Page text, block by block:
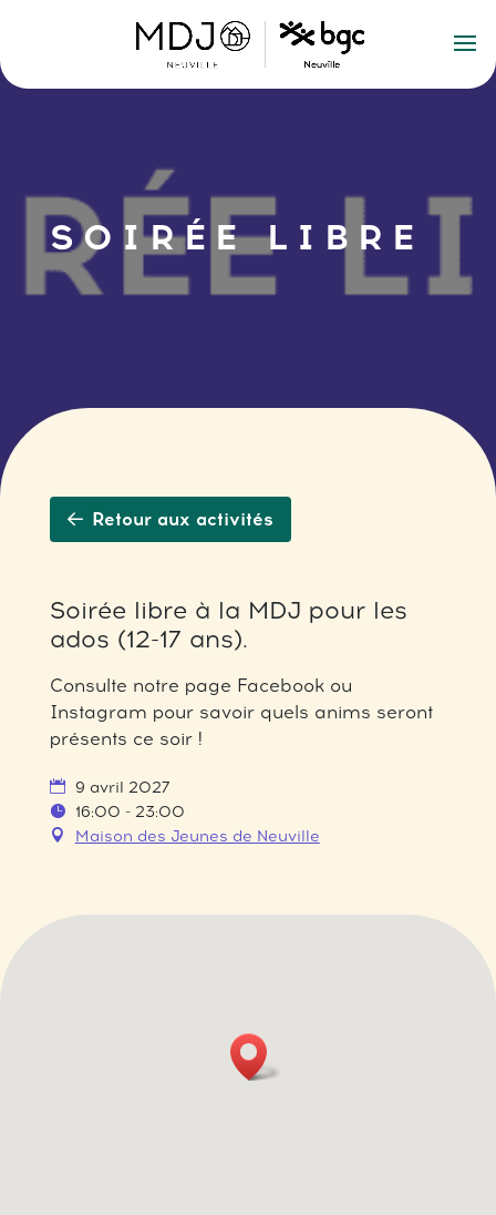
SOIRÉE LIBRE
Retour aux activités
Soirée libre à la MDJ pour les
ados (12-17 ans).
Consulte notre page Facebook ou
Instagram pour savoir quels anims seront
présents ce soir !
9 avril 2027
16:00 - 23:00
Maison des Jeunes de Neuville